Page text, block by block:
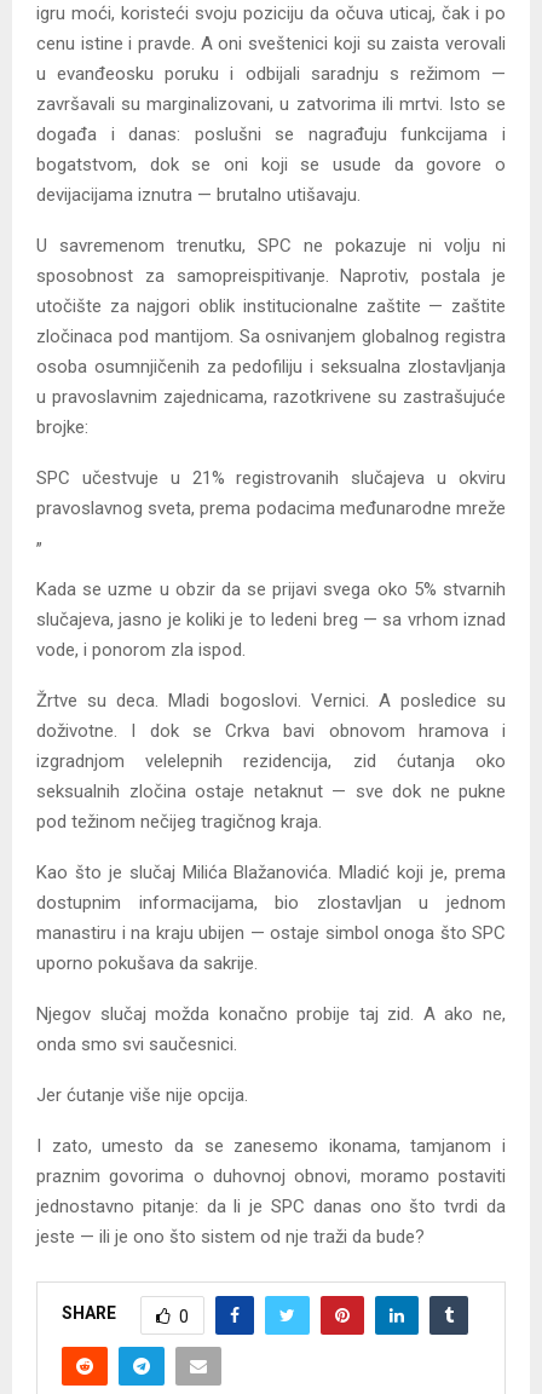
igru moći, koristeći svoju poziciju da očuva uticaj, čak i po
cenu istine i pravde. A oni sveštenici koji su zaista verovali
u evanđeosku poruku i odbijali saradnju s režimom —
završavali su marginalizovani, u zatvorima ili mrtvi. Isto se
događa i danas: poslušni se nagrađuju funkcijama i
bogatstvom, dok se oni koji se usude da govore o
devijacijama iznutra — brutalno utišavaju.
U savremenom trenutku, SPC ne pokazuje ni volju ni
sposobnost za samopreispitivanje. Naprotiv, postala je
utočište za najgori oblik institucionalne zaštite — zaštite
zločinaca pod mantijom. Sa osnivanjem globalnog registra
osoba osumnjičenih za pedofiliju i seksualna zlostavljanja
u pravoslavnim zajednicama, razotkrivene su zastrašujuće
brojke:
SPC učestvuje u 21% registrovanih slučajeva u okviru
pravoslavnog sveta, prema podacima međunarodne mreže
„
Kada se uzme u obzir da se prijavi svega oko 5% stvarnih
slučajeva, jasno je koliki je to ledeni breg — sa vrhom iznad
vode, i ponorom zla ispod.
Žrtve su deca. Mladi bogoslovi. Vernici. A posledice su
doživotne. I dok se Crkva bavi obnovom hramova i
izgradnjom velelepnih rezidencija, zid ćutanja oko
seksualnih zločina ostaje netaknut — sve dok ne pukne
pod težinom nečijeg tragičnog kraja.
Kao što je slučaj Milića Blažanovića. Mladić koji je, prema
dostupnim informacijama, bio zlostavljan u jednom
manastiru i na kraju ubijen — ostaje simbol onoga što SPC
uporno pokušava da sakrije.
Njegov slučaj možda konačno probije taj zid. A ako ne,
onda smo svi saučesnici.
Jer ćutanje više nije opcija.
I zato, umesto da se zanesemo ikonama, tamjanom i
praznim govorima o duhovnoj obnovi, moramo postaviti
jednostavno pitanje: da li je SPC danas ono što tvrdi da
jeste — ili je ono što sistem od nje traži da bude?
SHARE 0